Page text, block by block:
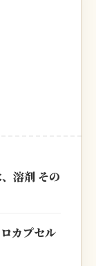
溶剤 その
カプセル